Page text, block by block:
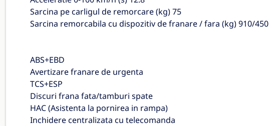
Sarcina pe carligul de remorcare (kg) 75
Sarcina remorcabila cu dispozitiv de franare / fara (kg) 910/450
ABS+EBD
Avertizare franare de urgenta
TCS+ESP
Discuri frana fata/tamburi spate
HAC (Asistenta la pornirea in rampa)
Inchidere centralizata cu telecomanda